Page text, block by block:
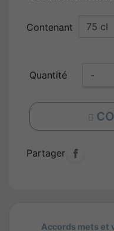
Contenant
Quantité -
Partager
Accords mets et